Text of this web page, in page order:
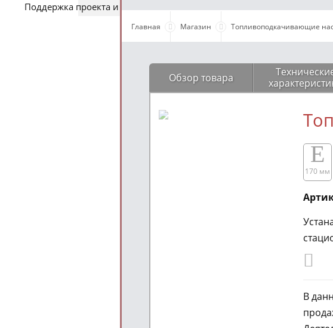
Поддержка проекта и оплата услуг
Главная Магазин Топливоподкачивающие
Обзор товара
E
170 мм
В